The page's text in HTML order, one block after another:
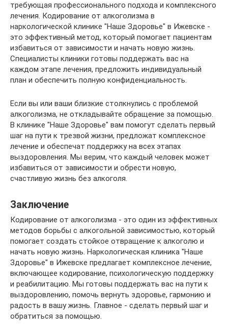
требующая профессионального подхода и комплексного
лечения. Кодирование от алкоголизма в
наркологической клинике "Наше Здоровье" в Ижевске -
это эффективный метод, который помогает пациентам
избавиться от зависимости и начать новую жизнь.
Специалисты клиники готовы поддержать вас на
каждом этапе лечения, предложить индивидуальный
план и обеспечить полную конфиденциальность.
Если вы или ваши близкие столкнулись с проблемой
алкоголизма, не откладывайте обращение за помощью.
В клинике "Наше Здоровье" вам помогут сделать первый
шаг на пути к трезвой жизни, предложат комплексное
лечение и обеспечат поддержку на всех этапах
выздоровления. Мы верим, что каждый человек может
избавиться от зависимости и обрести новую,
счастливую жизнь без алкоголя.
Заключение
Кодирование от алкоголизма - это один из эффективных
методов борьбы с алкогольной зависимостью, который
помогает создать стойкое отвращение к алкоголю и
начать новую жизнь. Наркологическая клиника "Наше
Здоровье" в Ижевске предлагает комплексное лечение,
включающее кодирование, психологическую поддержку
и реабилитацию. Мы готовы поддержать вас на пути к
выздоровлению, помочь вернуть здоровье, гармонию и
радость в вашу жизнь. Главное - сделать первый шаг и
обратиться за помощью.